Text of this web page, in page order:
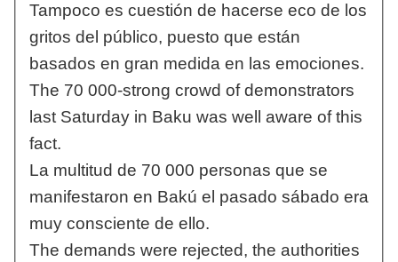
Tampoco es cuestión de hacerse eco de los
gritos del público, puesto que están
basados en gran medida en las emociones.
The 70 000-strong crowd of demonstrators
last Saturday in Baku was well aware of this
fact.
La multitud de 70 000 personas que se
manifestaron en Bakú el pasado sábado era
muy consciente de ello.
The demands were rejected, the authorities